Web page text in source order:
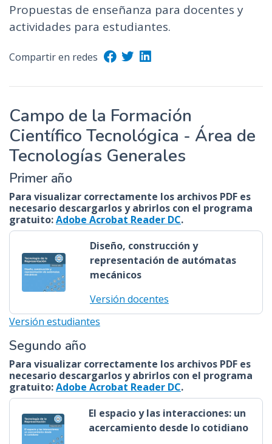
Propuestas de enseñanza para docentes y
actividades para estudiantes.
Compartir en redes
Campo de la Formación
Científico Tecnológica - Área de
Tecnologías Generales
Primer año
Para visualizar correctamente los archivos PDF es
necesario descargarlos y abrirlos con el programa
gratuito:Adobe Acrobat Reader DC.
Diseño, construcción y
representación de autómatas
mecánicos
Versión docentes
Versión estudiantes
Segundo año
Para visualizar correctamente los archivos PDF es
necesario descargarlos y abrirlos con el programa
gratuito:Adobe Acrobat Reader DC.
El espacio y las interacciones: un
acercamiento desde lo cotidiano